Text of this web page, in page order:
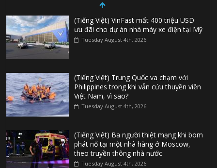
(Tiếng Việt) VinFast mất 400 triệu USD
ưu đãi cho dự án nhà máy xe điện tại Mỹ
Tuesday August 4th, 2026
(Tiếng Việt) Trung Quốc va chạm với
Philippines trong khi vẫn cứu thuyền viên
Việt Nam, vì sao?
Tuesday August 4th, 2026
(Tiếng Việt) Ba người thiệt mạng khi bom
phát nổ tại một nhà hàng ở Moscow,
theo truyền thông nhà nước
Tuesday August 4th, 2026